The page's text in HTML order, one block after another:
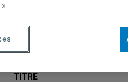
Une version plus
TITRE